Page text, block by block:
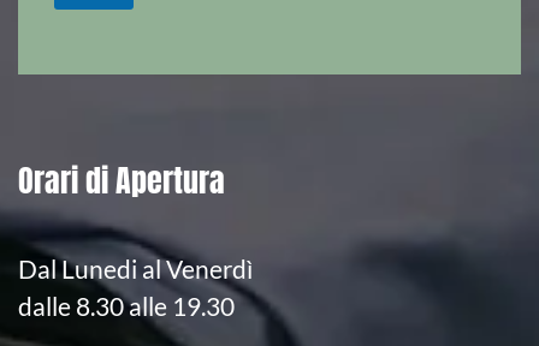
Orari di Apertura
Dal Lunedi al Venerdì
dalle 8.30 alle 19.30